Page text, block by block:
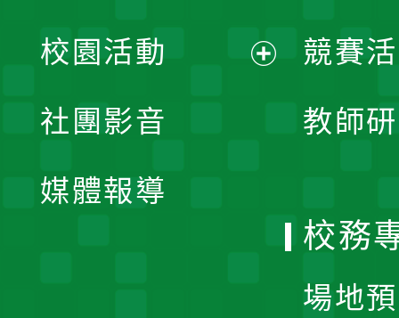
競賽
教師
開
校園活動
社團影音
媒體報導
校務
場地